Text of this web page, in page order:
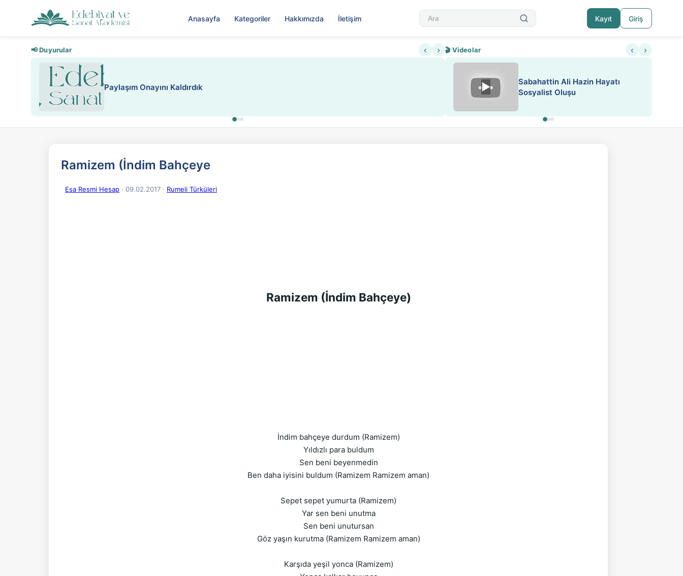
Anasayfa Kategoriler Hakkımızda İletişim Kayıt Giriş
📢 Duyurular ‹ ›
Nadir içeriklere kısıtlama ve kredi sistemi getirildi ESA 'da Sen de Paylaş
🎬 Videolar ‹ ›
▶
ATEŞ YAKMAK KONU ÖZET J.
LONDON
Ramizem (İndim Bahçeye
Esa Resmi Hesap · 09.02.2017 · Rumeli Türküleri
Ramizem (İndim Bahçeye)
İndim bahçeye durdum (Ramizem)
Yıldızlı para buldum
Sen beni beyenmedin
Ben daha iyisini buldum (Ramizem Ramizem aman)
Sepet sepet yumurta (Ramizem)
Yar sen beni unutma
Sen beni unutursan
Göz yaşın kurutma (Ramizem Ramizem aman)
Karşıda yeşil yonca (Ramizem)